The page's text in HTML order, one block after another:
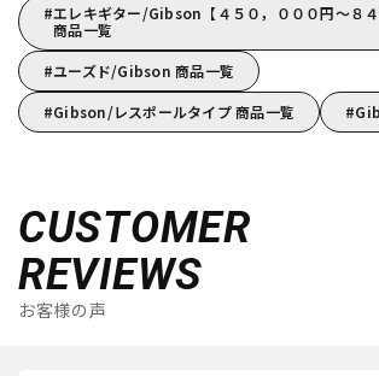
エレキギター/Gibson【４５０，０００円～８４
商品一覧
ユーズド/Gibson 商品一覧
Gibson/レスポールタイプ 商品一覧
CUSTOMER
REVIEWS
お客様の声